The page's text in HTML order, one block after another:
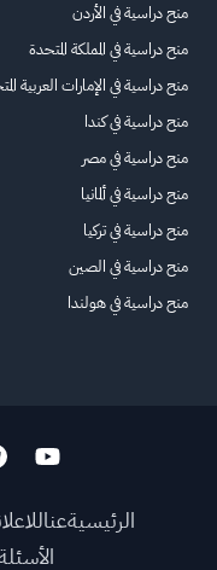
منح دراسية في الأردن
منح دراسية في المملكة المتحدة
منح دراسية في الإمارات العربية
منح دراسية في كندا
منح دراسية في مصر
منح دراسية في ألمانيا
منح دراسية في تركيا
منح دراسية في الصين
منح دراسية في هولندا
الرئيسيةعنا